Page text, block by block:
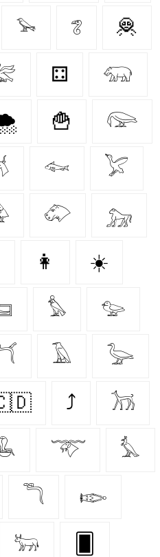
𓅩 𓆂 🦧
⚃ 𓃯
🍟 𓅼
𓆜 𓅯
𓄁 𓃷
👩‍ ☀️
𓅊 𓅰
𓄿 𓅬
⤴ 𓃡
𓄅 𓅘
𓆕 𓆢
𓃒